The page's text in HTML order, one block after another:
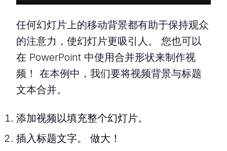
任何幻灯片上的移动背景都有助于保持观众
的注意力，使幻灯片更吸引人。 您也可以
在 PowerPoint 中使用合并形状来制作视
频！ 在本例中，我们要将视频背景与标题
文本合并。
添加视频以填充整个幻灯片。
插入标题文字。 做大！